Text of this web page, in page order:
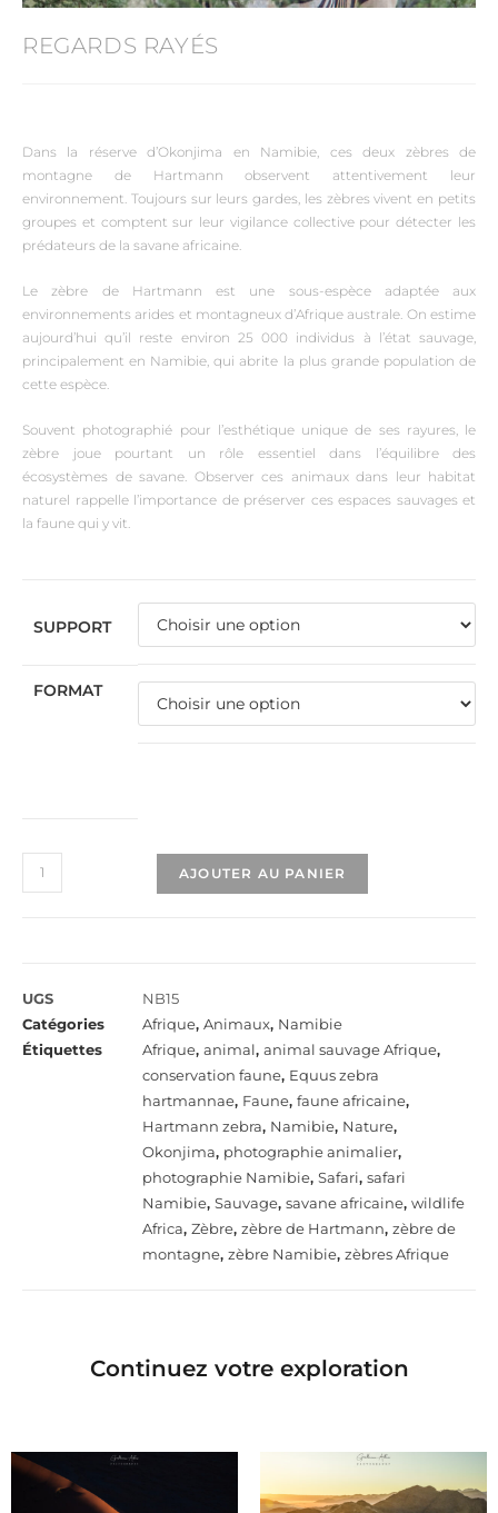
REGARDS RAYÉS
Dans la réserve d’Okonjima en Namibie, ces deux zèbres de
montagne de Hartmann observent attentivement leur
environnement. Toujours sur leurs gardes, les zèbres vivent en petits
groupes et comptent sur leur vigilance collective pour détecter les
prédateurs de la savane africaine.
Le zèbre de Hartmann est une sous-espèce adaptée aux
environnements arides et montagneux d’Afrique australe. On estime
aujourd’hui qu’il reste environ 25 000 individus à l’état sauvage,
principalement en Namibie, qui abrite la plus grande population de
cette espèce.
Souvent photographié pour l’esthétique unique de ses rayures, le
zèbre joue pourtant un rôle essentiel dans l’équilibre des
écosystèmes de savane. Observer ces animaux dans leur habitat
naturel rappelle l’importance de préserver ces espaces sauvages et
la faune qui y vit.
SUPPORT
FORMAT
AJOUTER AU PANIER
UGS
NB15
Catégories
Afrique, Animaux, Namibie
Étiquettes
Afrique, animal, animal sauvage Afrique,
conservation faune, Equus zebra
hartmannae, Faune, faune africaine,
Hartmann zebra, Namibie, Nature,
Okonjima, photographie animalier,
photographie Namibie, Safari, safari
Namibie, Sauvage, savane africaine, wildlife
Africa, Zèbre, zèbre de Hartmann, zèbre de
montagne, zèbre Namibie, zèbres Afrique
Continuez votre exploration